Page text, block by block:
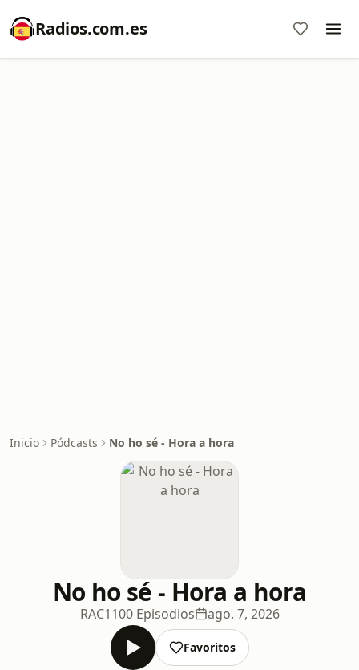
Radios.com.es
Inicio Pódcasts No ho sé - Hora a hora
No ho sé - Hora a hora
RAC1100 Episodios ago. 7, 2026
Favoritos